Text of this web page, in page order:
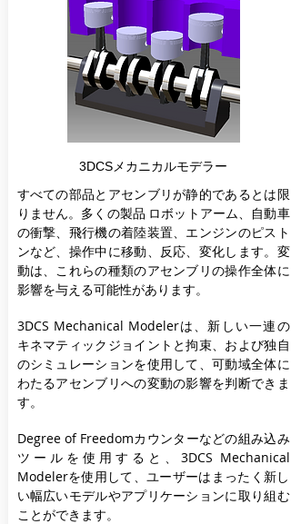
3DCSメカニカルモデラー
すべての部品とアセンブリが静的であるとは限
りません。多くの製品 ロボットアーム、自動車
の衝撃、飛行機の着陸装置、エンジンのピスト
ンなど、操作中に移動、反応、変化します。変
動は、これらの種類のアセンブリの操作全体に
影響を与える可能性があります。
3DCS Mechanical Modelerは、新しい一連の
キネマティックジョイントと拘束、および独自
のシミュレーションを使用して、可動域全体に
わたるアセンブリへの変動の影響を判断できま
す。
Degree of Freedomカウンターなどの組み込み
ツールを使用すると、3DCS Mechanical
Modelerを使用して、ユーザーはまったく新し
い幅広いモデルやアプリケーションに取り組む
ことができます。